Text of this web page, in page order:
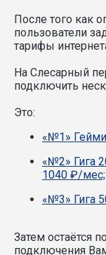
После того как
пользователи
тарифы
На Слесарный
подключить
Это:
«№1»
«№2» Гига
1040 ₽/мес;
«№3» Гига
Затем остаётся
подключения